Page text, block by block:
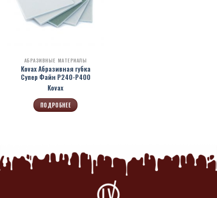
АБРАЗИВНЫЕ МАТЕРИАЛЫ
Kovax Абразивная губка
Супер Файн Р240-Р400
Kovax
ПОДРОБНЕЕ